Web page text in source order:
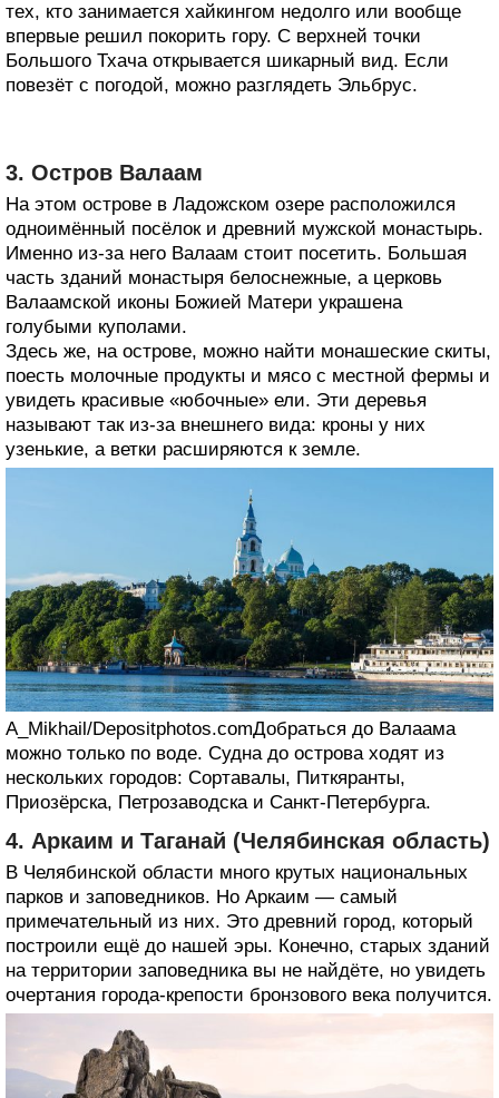
тех, кто занимается хайкингом недолго или вообще
впервые решил покорить гору. С верхней точки
Большого Тхача открывается шикарный вид. Если
повезёт с погодой, можно разглядеть Эльбрус.
3. Остров Валаам
На этом острове в Ладожском озере расположился
одноимённый посёлок и древний мужской монастырь.
Именно из‑за него Валаам стоит посетить. Большая
часть зданий монастыря белоснежные, а церковь
Валаамской иконы Божией Матери украшена
голубыми куполами.
Здесь же, на острове, можно найти монашеские скиты,
поесть молочные продукты и мясо с местной фермы и
увидеть красивые «юбочные» ели. Эти деревья
называют так из‑за внешнего вида: кроны у них
узенькие, а ветки расширяются к земле.
A_Mikhail/Depositphotos.comДобраться до Валаама
можно только по воде. Судна до острова ходят из
нескольких городов: Сортавалы, Питкяранты,
Приозёрска, Петрозаводска и Санкт‑Петербурга.
4. Аркаим и Таганай (Челябинская область)
В Челябинской области много крутых национальных
парков и заповедников. Но Аркаим — самый
примечательный из них. Это древний город, который
построили ещё до нашей эры. Конечно, старых зданий
на территории заповедника вы не найдёте, но увидеть
очертания города‑крепости бронзового века получится.